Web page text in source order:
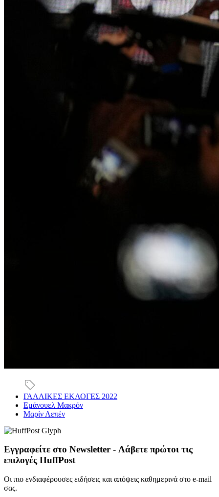
ΓΑΛΛΙΚΕΣ ΕΚΛΟΓΕΣ 2022
Εμάνουελ Μακρόν
Μαρίν Λεπέν
Εγγραφείτε στο Newsletter - Λάβετε πρώτοι τις
επιλογές HuffPost
Οι πιο ενδιαφέρουσες ειδήσεις και απόψεις καθημερινά στο e-mail
σας.